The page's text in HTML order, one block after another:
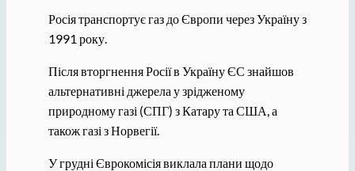
Росія транспортує газ до Європи через Україну з
1991 року.
Після вторгнення Росії в Україну ЄС знайшов
альтернативні джерела у зрідженому
природному газі (СПГ) з Катару та США, а
також газі з Норвегії.
У грудні Єврокомісія виклала плани щодо